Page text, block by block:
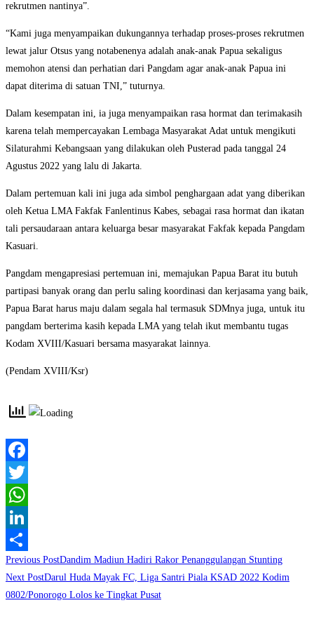
rekrutmen nantinya”.
“Kami juga menyampaikan dukungannya terhadap proses-proses rekrutmen
lewat jalur Otsus yang notabenenya adalah anak-anak Papua sekaligus
memohon atensi dan perhatian dari Pangdam agar anak-anak Papua ini
dapat diterima di satuan TNI,” tuturnya.
Dalam kesempatan ini, ia juga menyampaikan rasa hormat dan terimakasih
karena telah mempercayakan Lembaga Masyarakat Adat untuk mengikuti
Silaturahmi Kebangsaan yang dilakukan oleh Pusterad pada tanggal 24
Agustus 2022 yang lalu di Jakarta.
Dalam pertemuan kali ini juga ada simbol penghargaan adat yang diberikan
oleh Ketua LMA Fakfak Fanlentinus Kabes, sebagai rasa hormat dan ikatan
tali persaudaraan antara keluarga besar masyarakat Fakfak kepada Pangdam
Kasuari.
Pangdam mengapresiasi pertemuan ini, memajukan Papua Barat itu butuh
partipasi banyak orang dan perlu saling koordinasi dan kerjasama yang baik,
Papua Barat harus maju dalam segala hal termasuk SDMnya juga, untuk itu
pangdam berterima kasih kepada LMA yang telah ikut membantu tugas
Kodam XVIII/Kasuari bersama masyarakat lainnya.
(Pendam XVIII/Ksr)
Facebook
Twitter
WhatsApp
LinkedIn
Share
Read
more
articles
Previous PostDandim Madiun Hadiri Rakor Penanggulangan Stunting
Next PostDarul Huda Mayak FC, Liga Santri Piala KSAD 2022 Kodim
0802/Ponorogo Lolos ke Tingkat Pusat